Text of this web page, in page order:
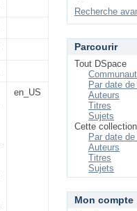
en_US
Recherche
Parcourir
Tout DSpace
Par date
Auteurs
Titres
Sujets
Cette collection
Par date
Auteurs
Titres
Sujets
Mon compte